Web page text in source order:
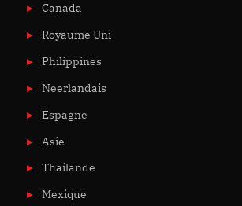
Canada
Royaume Uni
Philippines
Neerlandais
Espagne
Asie
Thailande
Mexique